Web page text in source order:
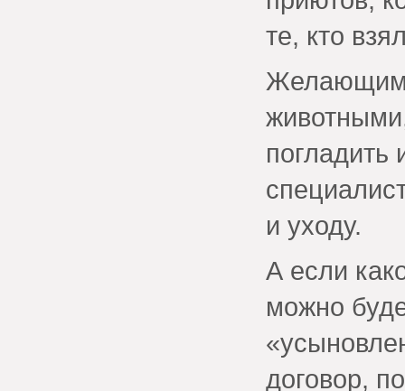
те, кто
Желающим
погладить
и уходу.
А если
можно
договор,